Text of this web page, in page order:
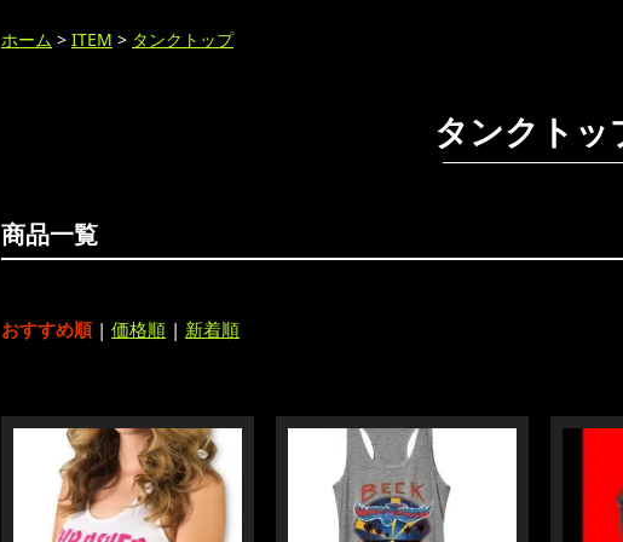
ホーム > ITEM > タンクトップ
タンクトッ
商品一覧
おすすめ順| 価格順 | 新着順